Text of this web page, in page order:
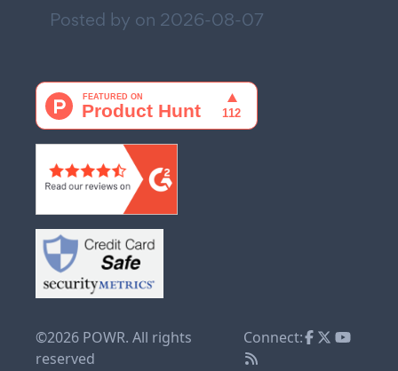
Posted by on 2026-08-07
©2026 POWR. All rights
reserved
Connect: